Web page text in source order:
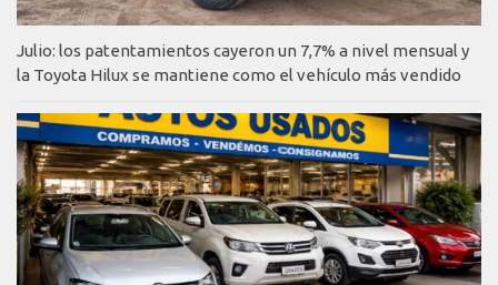
Julio: los patentamientos cayeron un 7,7% a nivel mensual y
la Toyota Hilux se mantiene como el vehículo más vendido